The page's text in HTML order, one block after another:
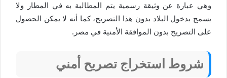
وهي عبارة عن وثيقة رسمية يتم المطالبة به في المطار ولا
يسمح بدخول البلاد بدون هذا التصريح، كما أنه لا يمكن الحصول
على التصريح بدون الموافقة الأمنية في مصر.
شروط استخراج تصريح أمني